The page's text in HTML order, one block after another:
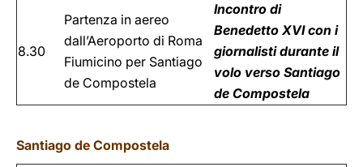
8.30
Partenza in aereo
dall’Aeroporto di Roma
Fiumicino per Santiago
de Compostela
Incontro di
Benedetto XVI con i
giornalisti durante il
volo verso Santiago
de Compostela
Santiago de Compostela